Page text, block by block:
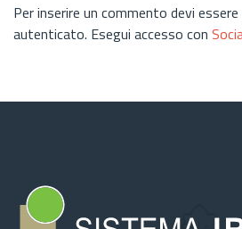
Per inserire un commento devi
autenticato. Esegui accesso con